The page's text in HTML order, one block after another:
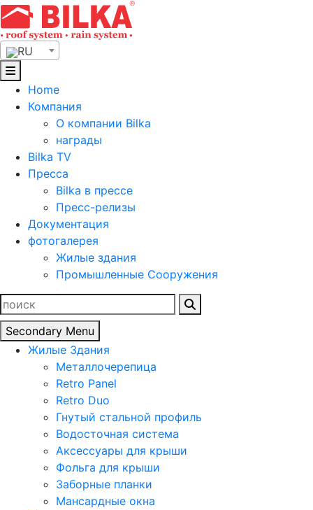
Skip
to
content
RU
Home
Компания
О компании Bilka
награды
Bilka TV
Пресса
Bilka в прессе
Пресс-релизы
Документация
фотогалерея
Жилые здания
Промышленные Сооружения
Найти:
Secondary Menu
Жилые Здания
Металлочерепица
Retro Panel
Retro Duo
Гнутый стальной профиль
Водосточная система
Аксессуары для крыши
Фольга для крыши
Заборные планки
Мансардные окна